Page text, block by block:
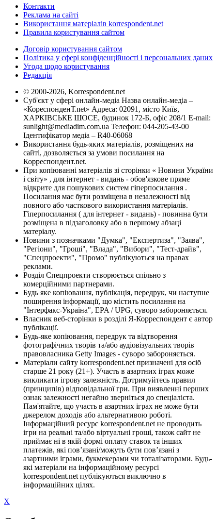
Контакти
Реклама на сайті
Використання матеріалів korrespondent.net
Правила користування сайтом
Договір користування сайтом
Політика у сфері конфіденційності і персональних даних
Угода щодо користування
Редакція
© 2000-2026, Korrespondent.net
Суб'єкт у сфері онлайн-медіа Назва онлайн-медіа –
«КореспонденТ.net» Адреса: 02091, місто Київ,
ХАРКІВСЬКЕ ШОСЕ, будинок 172-Б, офіс 208/1 E-mail:
sunlight@mediadim.com.ua Телефон: 044-205-43-00
Ідентифікатор медіа – R40-06068
Використання будь-яких матеріалів, розміщених на
сайті, дозволяється за умови посилання на
Корреспондент.net.
При копіюванні матеріалів зі сторінки « Новини України
і світу» , для інтернет - видань - обов'язкове пряме
відкрите для пошукових систем гіперпосилання .
Посилання має бути розміщена в незалежності від
повного або часткового використання матеріалів.
Гіперпосилання ( для інтернет - видань) - повинна бути
розміщена в підзаголовку або в першому абзаці
матеріалу.
Новини з позначками "Думка", "Експертиза", "Заява",
"Регіони", "Гроші", "Влада", "Вибори", "Тест-драйв",
"Спецпроекти", "Промо" публікуються на правах
реклами.
Розділ Спецпроекти створюється спільно з
комерційними партнерами.
Будь яке копіювання, публікація, передрук, чи наступне
поширення інформації, що містить посилання на
"Інтерфакс-Україна", EPA / UPG, суворо забороняється.
Власник веб-сторінки в розділі Я-Корреспондент є автор
публікації.
Будь-яке копіювання, передрук та відтворення
фотографічних творів та/або аудіовізуальних творів
правовласника Getty Images - суворо забороняється.
Матеріали сайту korrespondent.net призначені для осіб
старше 21 року (21+). Участь в азартних іграх може
викликати ігрову залежність. Дотримуйтесь правил
(принципів) відповідальної гри. При виявленні перших
ознак залежності негайно зверніться до спеціаліста.
Пам'ятайте, що участь в азартних іграх не може бути
джерелом доходів або альтернативою роботі.
Інформаційний ресурс korrespondent.net не проводить
ігри на реальні та/або віртуальні гроші, також сайт не
приймає ні в якій формі оплату ставок та інших
платежів, які пов’язані/можуть бути пов’язані з
азартними іграми, букмекерами чи тоталізаторами. Будь-
які матеріали на інформаційному ресурсі
korrespondent.net публікуються виключно в
інформаційних цілях.
X